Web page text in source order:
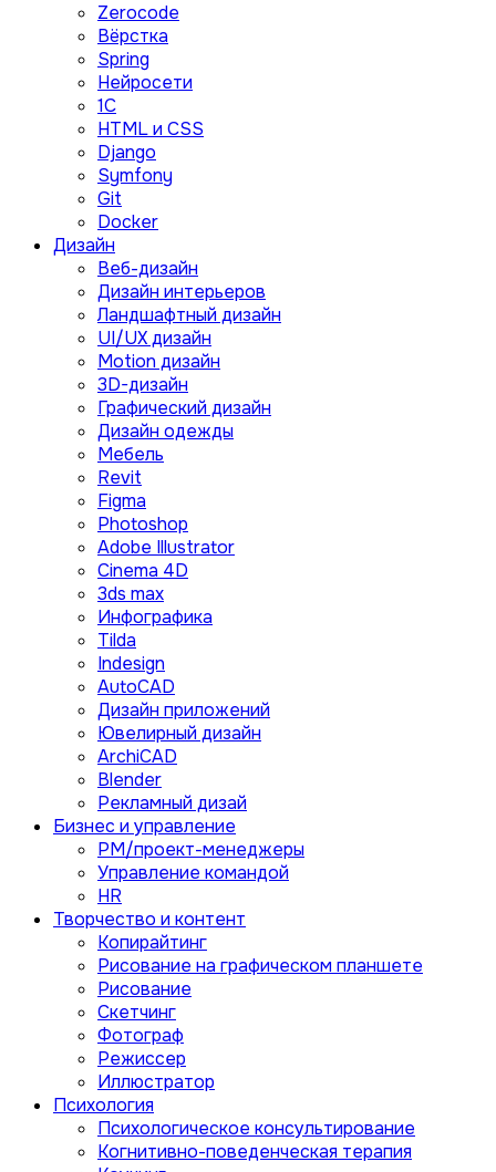
Zerocode
Вёрстка
Spring
Нейросети
1C
HTML и CSS
Django
Symfony
Git
Docker
Дизайн
Веб-дизайн
Дизайн интерьеров
Ландшафтный дизайн
UI/UX дизайн
Motion дизайн
3D-дизайн
Графический дизайн
Дизайн одежды
Мебель
Revit
Figma
Photoshop
Adobe Illustrator
Сinema 4D
3ds max
Инфографика
Tilda
Indesign
AutoCAD
Дизайн приложений
Ювелирный дизайн
ArchiCAD
Blender
Рекламный дизай
Бизнес и управление
PM/проект-менеджеры
Управление командой
HR
Творчество и контент
Копирайтинг
Рисование на графическом планшете
Рисование
Скетчинг
Фотограф
Режиссер
Иллюстратор
Психология
Психологическое консультирование
Когнитивно-поведенческая терапия